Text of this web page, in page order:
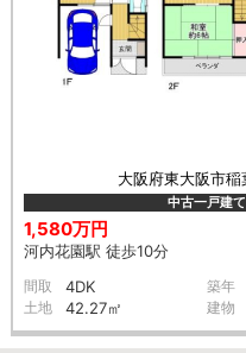
大阪府東大阪市稲
中古一戸建て
1,580万円
河内花園駅 徒歩10分
間取 4DK 築年
土地 42.27㎡ 建物